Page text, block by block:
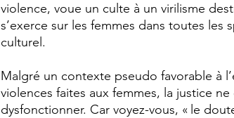
violence, voue un culte à un virilisme
s’exerce sur les femmes dans toutes
culturel.
Malgré un contexte pseudo favorable à
violences faites aux femmes, la justice
dysfonctionner. Car voyez-vous, « le